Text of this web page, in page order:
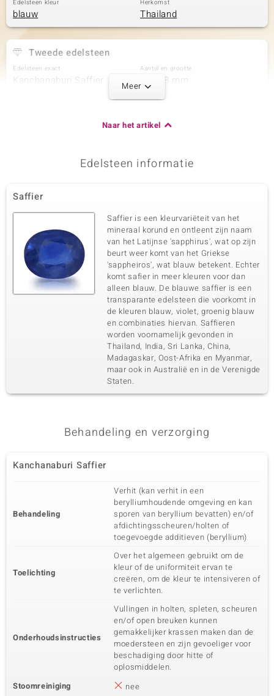
Edelsteen kleur
blauw
Herkomst
Thailand
Tweede edelsteen
Edelsteen exact
Kanchanaburi Saffier
Aantal en grootte
8 à 2,8 mm
Herkomst
Kanchanaburi Saffier
Karaatgewicht som
0,297 ct
Slijpvorm
Rond geslepen
Zetting
Kanaal
Herkomst
Thailand
Vierde edelsteen
Aantal en grootte
16 à 1,5 mm
Slijpvorm
Rond geslepen
Herkomst
Brazilië
Meer
Naar het artikel
Edelsteen informatie
Saffier
Saffier is een kleurvariëteit van het
mineraal korund en ontleent zijn naam
van het Latijnse 'sapphirus', wat op zijn
beurt weer komt van het Griekse
'sappheiros', wat blauw betekent. Echter
komt safier in meer kleuren voor dan
alleen blauw. De blauwe saffier is een
transparante edelsteen die voorkomt in
de kleuren blauw, violet, groenig blauw
en combinaties hiervan. Saffieren
worden voornamelijk gevonden in
Thailand, India, Sri Lanka, China,
Madagaskar, Oost-Afrika en Myanmar,
maar ook in Australië en in de Verenigde
Staten.
Behandeling en verzorging
Kanchanaburi Saffier
Behandeling
Verhit (kan verhit in een
berylliumhoudende omgeving en kan
sporen van beryllium bevatten) en/of
afdichtingsscheuren/holten of
toegevoegde additieven (beryllium)
Toelichting
Over het algemeen gebruikt om de
kleur of de uniformiteit ervan te
creëren, om de kleur te intensiveren of
te verlichten.
Onderhoudsinstructies
Vullingen in holten, spleten, scheuren
en/of open breuken kunnen
gemakkelijker krassen maken dan de
moedersteen en zijn gevoeliger voor
beschadiging door hitte of
oplosmiddelen.
Stoomreiniging
nee